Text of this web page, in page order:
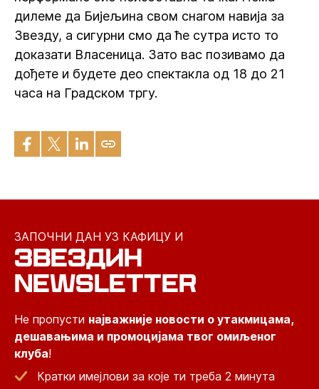
дилеме да Бијељина свом снагом навија за
Звезду, а сигурни смо да ће сутра исто то
доказати Власеница. Зато вас позивамо да
дођете и будете део спектакла од 18 до 21
часа на Градском тргу.
ЗАПОЧНИ ДАН УЗ КАФИЦУ И
ЗВЕЗДИН
NEWSLETTER
Не пропусти најважније новости о утакмицама,
дешавањима и промоцијама твог омиљеног
клуба!
Кратки имејлови за које ти треба 2 минута